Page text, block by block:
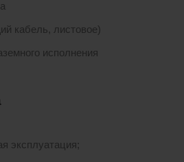
кабель, листовое)
исполнения
эксплуатация;